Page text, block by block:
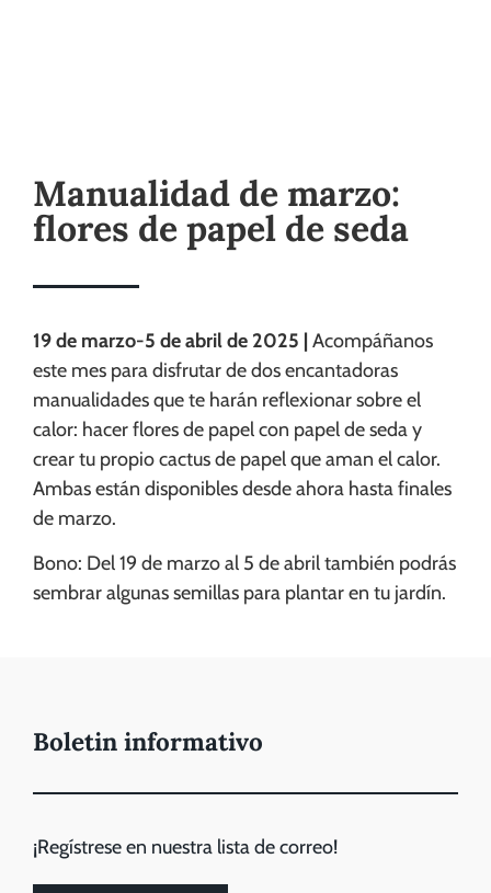
Manualidad de marzo:
flores de papel de seda
19 de marzo-5 de abril de 2025 | Acompáñanos
este mes para disfrutar de dos encantadoras
manualidades que te harán reflexionar sobre el
calor: hacer flores de papel con papel de seda y
crear tu propio cactus de papel que aman el calor.
Ambas están disponibles desde ahora hasta finales
de marzo.
Bono: Del 19 de marzo al 5 de abril también podrás
sembrar algunas semillas para plantar en tu jardín.
Boletin informativo
¡Regístrese en nuestra lista de correo!